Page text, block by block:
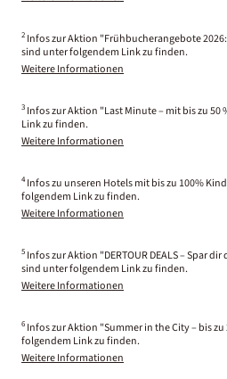
2 Infos zur Aktion "Frühbucherangebote
sind unter folgendem Link zu finden.
Weitere Informationen
3 Infos zur Aktion "Last Minute – mit bis zu
Link zu finden.
Weitere Informationen
4 Infos zu unseren Hotels mit bis zu 100%
folgendem Link zu finden.
Weitere Informationen
5 Infos zur Aktion "DERTOUR DEALS – Spar
sind unter folgendem Link zu finden.
Weitere Informationen
6 Infos zur Aktion "Summer in the City – bis
folgendem Link zu finden.
Weitere Informationen